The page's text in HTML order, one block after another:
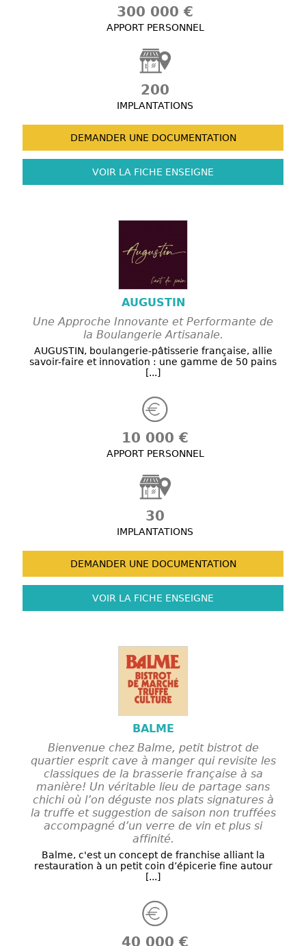
300 000 €
APPORT PERSONNEL
200
IMPLANTATIONS
DEMANDER UNE DOCUMENTATION
VOIR LA FICHE ENSEIGNE
AUGUSTIN
Une Approche Innovante et Performante de
la Boulangerie Artisanale.
AUGUSTIN, boulangerie-pâtisserie française, allie
savoir-faire et innovation : une gamme de 50 pains
[...]
10 000 €
APPORT PERSONNEL
30
IMPLANTATIONS
DEMANDER UNE DOCUMENTATION
VOIR LA FICHE ENSEIGNE
BALME
Bienvenue chez Balme, petit bistrot de
quartier esprit cave à manger qui revisite les
classiques de la brasserie française à sa
manière! Un véritable lieu de partage sans
chichi où l’on déguste nos plats signatures à
la truffe et suggestion de saison non truffées
accompagné d’un verre de vin et plus si
affinité.
Balme, c'est un concept de franchise alliant la
restauration à un petit coin d’épicerie fine autour
[...]
40 000 €